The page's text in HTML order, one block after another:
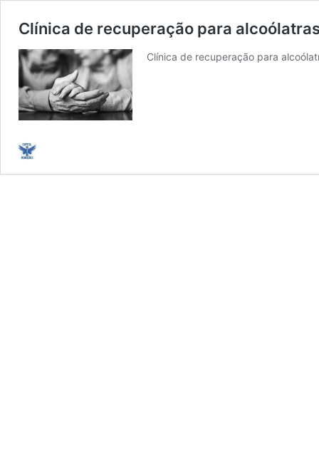
Clínica de recuperação para
Clínica de recuperação para